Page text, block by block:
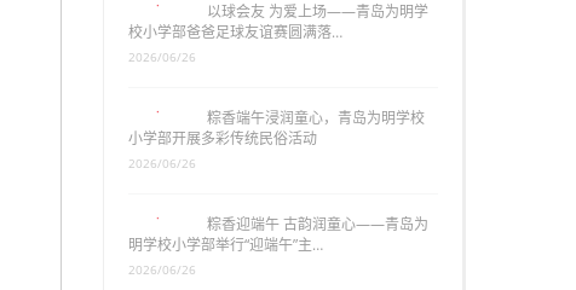
以球会友 为爱上场——青岛为明学
校小学部爸爸足球友谊赛圆满落…
2026/06/26
粽香端午浸润童心，青岛为明学校
小学部开展多彩传统民俗活动
2026/06/26
粽香迎端午 古韵润童心——青岛为
明学校小学部举行“迎端午”主…
2026/06/26